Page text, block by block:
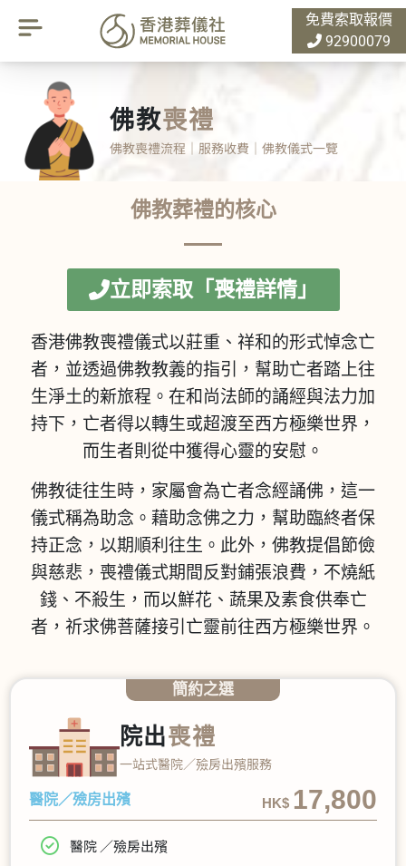
免費索取報價
92900079
佛教喪禮
佛教喪禮流程｜服務收費｜佛教儀式一覽
佛教葬禮的核心
立即索取「喪禮詳情」
香港佛教喪禮儀式以莊重、祥和的形式悼念亡
者，並透過佛教教義的指引，幫助亡者踏上往
生淨土的新旅程。在和尚法師的誦經與法力加
持下，亡者得以轉生或超渡至西方極樂世界，
而生者則從中獲得心靈的安慰。
佛教徒往生時，家屬會為亡者念經誦佛，這一
儀式稱為助念。藉助念佛之力，幫助臨終者保
持正念，以期順利往生。此外，佛教提倡節儉
與慈悲，喪禮儀式期間反對鋪張浪費，不燒紙
錢、不殺生，而以鮮花、蔬果及素食供奉亡
者，祈求佛菩薩接引亡靈前往西方極樂世界。
院出喪禮
一站式醫院／殮房出殯服務
醫院／殮房出殯 HK$ 17,800
醫院 ／殮房出殯
簡約之選